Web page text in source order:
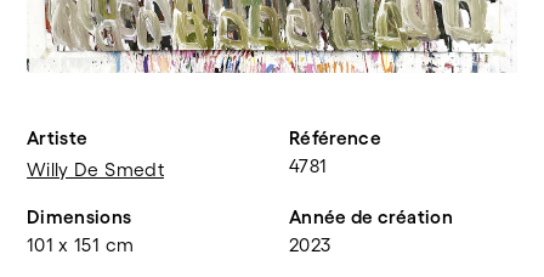
Artiste
Willy De Smedt
Référence
4781
Dimensions
101 x 151 cm
Année de création
2023